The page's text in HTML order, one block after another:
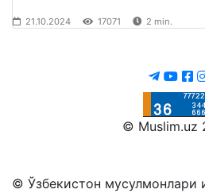
21.10.2024 17071 2 min.
© Muslim.uz
© Ўзбекистон мусулмонлари